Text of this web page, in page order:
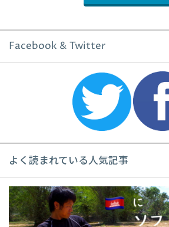
Facebook & Twitter
よく読まれている人気記事